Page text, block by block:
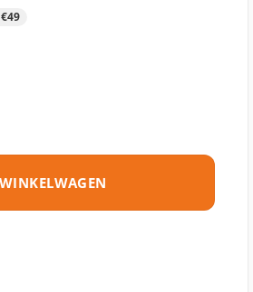
cyaan huismerk aantal